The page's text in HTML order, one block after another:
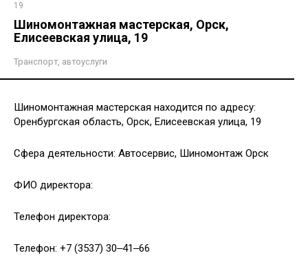
19
Шиномонтажная мастерская, Орск,
Елисеевская улица, 19
Транспорт, автоуслуги
Шиномонтажная мастерская находится по адресу:
Оренбургская область, Орск, Елисеевская улица, 19
Сфера деятельности: Автосервис, Шиномонтаж Орск
ФИО директора:
Телефон директора:
Телефон: +7 (3537) 30‒41‒66